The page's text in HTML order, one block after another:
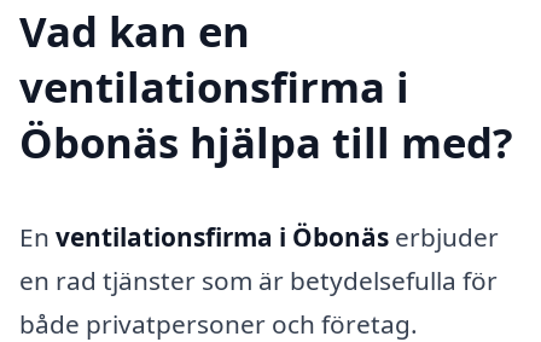
Vad kan en
ventilationsfirma i
Öbonäs hjälpa till med?
En ventilationsfirma i Öbonäs erbjuder
en rad tjänster som är betydelsefulla för
både privatpersoner och företag.